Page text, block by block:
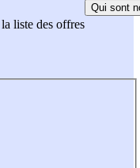
liste des offres
Qui sont